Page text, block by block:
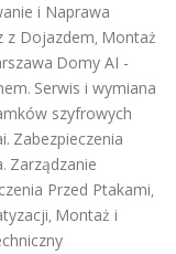
i Naprawa
z Dojazdem, Montaż
Domy AI -
. Serwis i wymiana
szyfrowych
. Zabezpieczenia
. Zarządzanie
Przed Ptakami,
, Montaż i